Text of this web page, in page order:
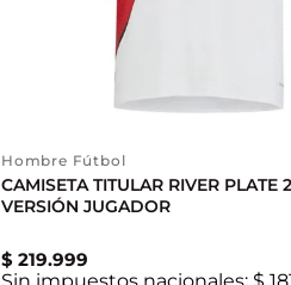
Hombre Fútbol
CAMISETA TITULAR RIVER PLATE
VERSIÓN JUGADOR
$ 219.999